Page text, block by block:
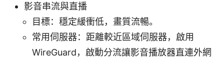
影音串流與直播
目標：穩定緩衝低，畫質流暢。
常用伺服器：距離較近區域伺服器，啟用
WireGuard，啟動分流讓影音播放器直連外網